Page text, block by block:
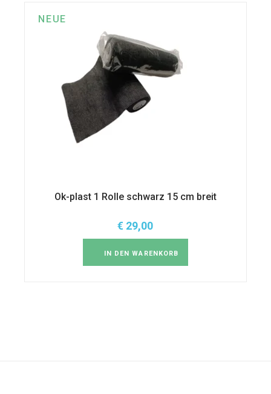
NEUE
Ok-plast 1 Rolle schwarz 15 cm breit
€ 29,00
IN DEN WARENKORB